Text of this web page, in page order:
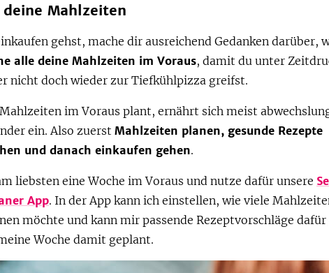
deine Mahlzeiten
gehst, mache dir ausreichend Gedanken darüber,
alle deine Mahlzeiten im Voraus, damit du unter
nicht doch wieder zur Tiefkühlpizza greifst.
im Voraus plant, ernährt sich meist
ein. Also zuerst Mahlzeiten planen, gesunde Rezepte
und danach einkaufen gehen.
liebsten eine Woche im Voraus und nutze dafür unsere
App. In der App kann ich einstellen, wie viele
möchte und kann mir passende Rezeptvorschläge dafür
Woche damit geplant.